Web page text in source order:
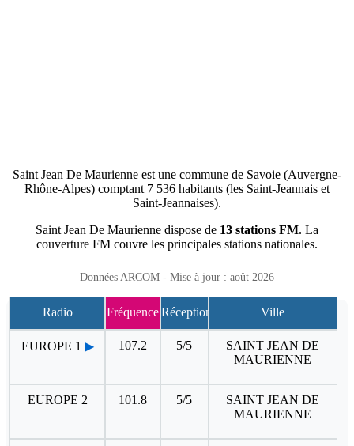
Saint Jean De Maurienne est une commune de Savoie (Auvergne-
Rhône-Alpes) comptant 7 536 habitants (les Saint-Jeannais et
Saint-Jeannaises).
Saint Jean De Maurienne dispose de 13 stations FM. La
couverture FM couvre les principales stations nationales.
Données ARCOM - Mise à jour : août 2026
Radio FréquenceRéception Ville
EUROPE 1 ▶ 107.2 5/5
SAINT JEAN DE
MAURIENNE
EUROPE 2 101.8 5/5
SAINT JEAN DE
MAURIENNE